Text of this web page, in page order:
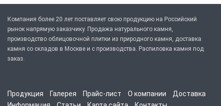
Компания более 20 лет поставляет свою продукцию на Российский
рынок напрямую заказчику. Продажа натурального камня,
производство облицовочной плитки из природного камня, доставка
камня со складов в Москве и с производства. Распиловка камня под
заказ.
Продукция Галерея Прайс-лист О компании
Доставка